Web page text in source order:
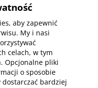
online
mobilną
aby zapewnić
My i nasi
celach, w tym
Opcjonalne pliki
o sposobie
dostarczać bardziej